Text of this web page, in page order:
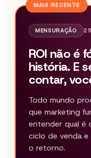
MAIS RECENTE
MENSURAÇÃO
ROI não é
história. E
contar,
Todo mundo
que marketing
entender qual é
ciclo de venda
o retorno.